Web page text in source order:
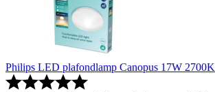
Philips LED plafondlamp Canopus 17W 2700K